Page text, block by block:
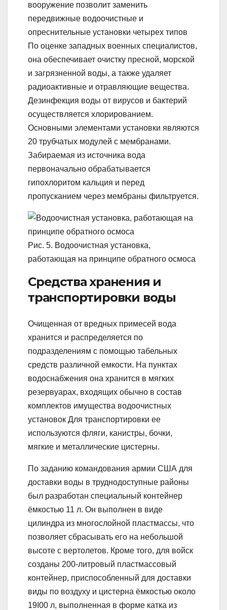
вооружение позволит заменить
передвижные водоочистные и
опреснительные установки четырех типов
По оценке западных военных специалистов,
она обеспечивает очистку пресной, морской
и загрязненной воды, а также удаляет
радиоактивные и отравляющие вещества.
Дезинфекция воды от вирусов и бактерий
осуществляется хлорированием.
Основными элементами установки являются
20 трубчатых модулей с мембранами.
Забираемая из источника вода
первоначально обрабатывается
гипохлоритом кальция и перед
пропусканием через мембраны фильтруется.
Рис. 5. Водоочистная установка,
работающая на принципе обратного осмоса
Средства хранения и
транспортировки воды
Очищенная от вредных примесей вода
хранится и распределяется по
подразделениям с помощью табельных
средств различной емкости. На пунктах
водоснабжения она хранится в мягких
резервуарах, входящих обычно в состав
комплектов имущества водоочистных
установок Для транспортировки ее
используются фляги, канистры, бочки,
мягкие и металлические цистерны.
По заданию командования армии США для
доставки воды в труднодоступные районы
был разработан специальный контейнер
ёмкостью 11 л. Он выполнен в виде
цилиндра из многослойной пластмассы, что
позволяет сбрасывать его на небольшой
высоте с вертолетов. Кроме того, для войск
созданы 200-литровый пластмассовый
контейнер, приспособленный для доставки
виды по воздуху и цистерна ёмкостью около
19I00 л, выполненная в форме катка из